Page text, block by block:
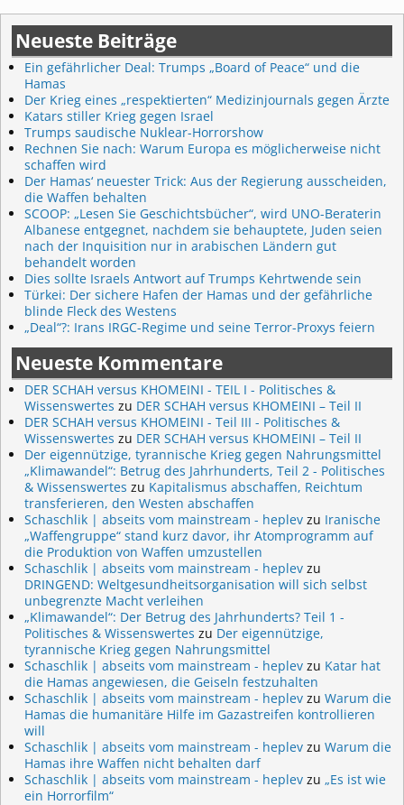
Neueste Beiträge
Ein gefährlicher Deal: Trumps „Board of Peace“ und die
Hamas
Der Krieg eines „respektierten“ Medizinjournals gegen Ärzte
Katars stiller Krieg gegen Israel
Trumps saudische Nuklear-Horrorshow
Rechnen Sie nach: Warum Europa es möglicherweise nicht
schaffen wird
Der Hamas‘ neuester Trick: Aus der Regierung ausscheiden,
die Waffen behalten
SCOOP: „Lesen Sie Geschichtsbücher“, wird UNO-Beraterin
Albanese entgegnet, nachdem sie behauptete, Juden seien
nach der Inquisition nur in arabischen Ländern gut
behandelt worden
Dies sollte Israels Antwort auf Trumps Kehrtwende sein
Türkei: Der sichere Hafen der Hamas und der gefährliche
blinde Fleck des Westens
„Deal“?: Irans IRGC-Regime und seine Terror-Proxys feiern
Neueste Kommentare
DER SCHAH versus KHOMEINI - TEIL I - Politisches &
Wissenswertes zu DER SCHAH versus KHOMEINI – Teil II
DER SCHAH versus KHOMEINI - Teil III - Politisches &
Wissenswertes zu DER SCHAH versus KHOMEINI – Teil II
Der eigennützige, tyrannische Krieg gegen Nahrungsmittel
„Klimawandel“: Betrug des Jahrhunderts, Teil 2 - Politisches
& Wissenswertes zu Kapitalismus abschaffen, Reichtum
transferieren, den Westen abschaffen
Schaschlik | abseits vom mainstream - heplev zu Iranische
„Waffengruppe“ stand kurz davor, ihr Atomprogramm auf
die Produktion von Waffen umzustellen
Schaschlik | abseits vom mainstream - heplev zu
DRINGEND: Weltgesundheitsorganisation will sich selbst
unbegrenzte Macht verleihen
„Klimawandel“: Der Betrug des Jahrhunderts? Teil 1 -
Politisches & Wissenswertes zu Der eigennützige,
tyrannische Krieg gegen Nahrungsmittel
Schaschlik | abseits vom mainstream - heplev zu Katar hat
die Hamas angewiesen, die Geiseln festzuhalten
Schaschlik | abseits vom mainstream - heplev zu Warum die
Hamas die humanitäre Hilfe im Gazastreifen kontrollieren
will
Schaschlik | abseits vom mainstream - heplev zu Warum die
Hamas ihre Waffen nicht behalten darf
Schaschlik | abseits vom mainstream - heplev zu „Es ist wie
ein Horrorfilm“